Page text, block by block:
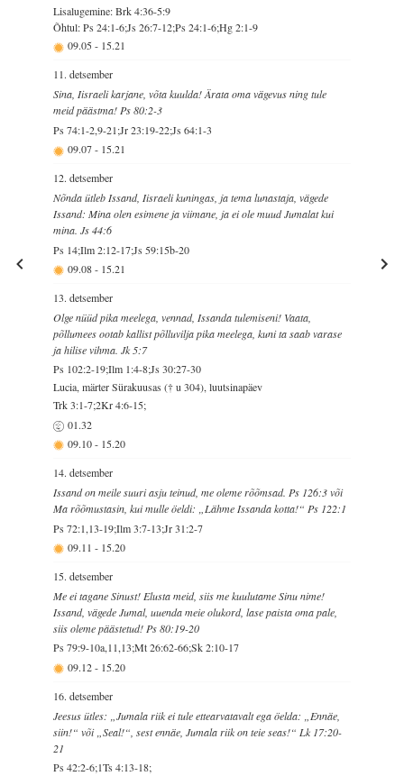
Lisalugemine: Brk 4:36-5:9
Õhtul: Ps 24:1-6;Js 26:7-12;Ps 24:1-6;Hg 2:1-9
09.05- 15.21
11. detsember
Sina, Iisraeli karjane, võta kuulda! Ärata oma vägevus ning tule
meid päästma! Ps 80:2-3
Ps 74:1-2,9-21;Jr 23:19-22;Js 64:1-3
09.07- 15.21
12. detsember
Nõnda ütleb Issand, Iisraeli kuningas, ja tema lunastaja, vägede
Issand: Mina olen esimene ja viimane, ja ei ole muud Jumalat kui
mina. Js 44:6
Ps 14;Ilm 2:12-17;Js 59:15b-20
09.08- 15.21
13. detsember
Olge nüüd pika meelega, vennad, Issanda tulemiseni! Vaata,
põllumees ootab kallist põlluvilja pika meelega, kuni ta saab varase
ja hilise vihma. Jk 5:7
Ps 102:2-19;Ilm 1:4-8;Js 30:27-30
Lucia, märter Sürakuusas († u 304), luutsinapäev
Trk 3:1-7;2Kr 4:6-15;
01.32
09.10- 15.20
14. detsember
Issand on meile suuri asju teinud, me oleme rõõmsad. Ps 126:3 või
Ma rõõmustasin, kui mulle öeldi: „Lähme Issanda kotta!“ Ps 122:1
Ps 72:1,13-19;Ilm 3:7-13;Jr 31:2-7
09.11 - 15.20
15. detsember
Me ei tagane Sinust! Elusta meid, siis me kuulutame Sinu nime!
Issand, vägede Jumal, uuenda meie olukord, lase paista oma pale,
siis oleme päästetud! Ps 80:19-20
Ps 79:9-10a,11,13;Mt 26:62-66;Sk 2:10-17
09.12- 15.20
16. detsember
Jeesus ütles: „Jumala riik ei tule ettearvatavalt ega öelda: „Ennäe,
siin!“ või „Seal!“, sest ennäe, Jumala riik on teie seas!“ Lk 17:20-
21
Ps 42:2-6;1Ts 4:13-18;